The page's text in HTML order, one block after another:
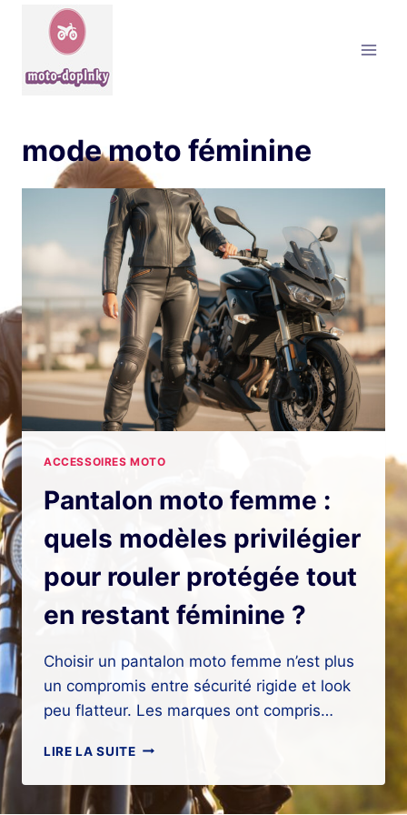
mode moto féminine
ACCESSOIRES MOTO
Pantalon moto femme :
quels modèles privilégier
pour rouler protégée tout
en restant féminine ?
Choisir un pantalon moto femme n’est plus
un compromis entre sécurité rigide et look
peu flatteur. Les marques ont compris…
LIRE LA SUITEPANTALON
FEMME
: